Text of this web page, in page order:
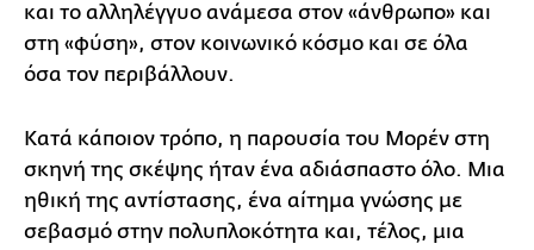
και το αλληλέγγυο ανάμεσα στον «άνθρωπο» και
στη «φύση», στον κοινωνικό κόσμο και σε όλα
όσα τον περιβάλλουν.
Κατά κάποιον τρόπο, η παρουσία του Μορέν στη
σκηνή της σκέψης ήταν ένα αδιάσπαστο όλο. Μια
ηθική της αντίστασης, ένα αίτημα γνώσης με
σεβασμό στην πολυπλοκότητα και, τέλος, μια